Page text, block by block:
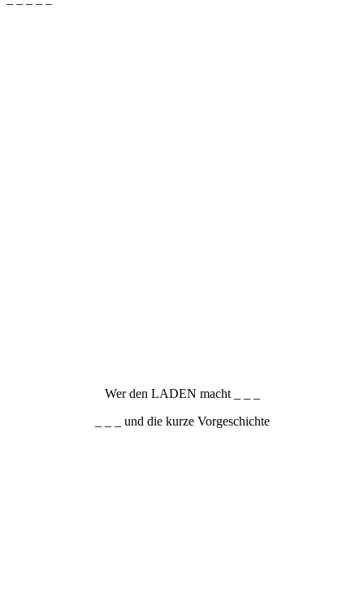
Wer den LADEN macht _ _ _
_ _ _ und die kurze Vorgeschichte